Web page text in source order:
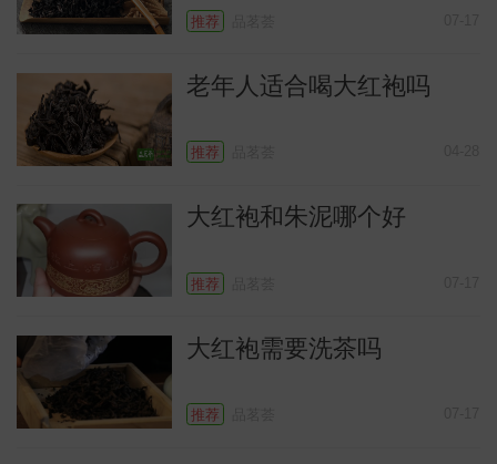
推荐
老年人适合喝大红袍吗
推荐
大红袍和朱泥哪个好
推荐
大红袍需要洗茶吗
推荐